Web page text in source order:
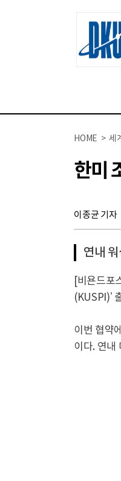
HOME > 세계
한미
이종균 기자
연내
[비욘드포
(KUSPI)’
이번 협약
이다. 연내